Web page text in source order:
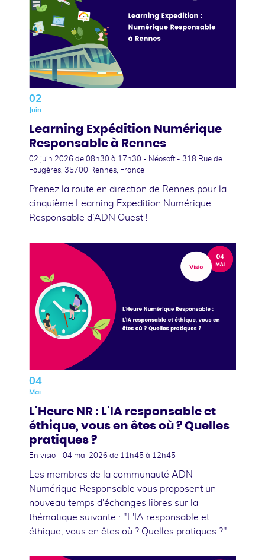
02
Juin
Learning Expédition Numérique
Responsable à Rennes
02 juin 2026 de 08h30 à 17h30 - Néosoft - 318 Rue de
Fougères, 35700 Rennes, France
Prenez la route en direction de Rennes pour la
cinquième Learning Expedition Numérique
Responsable d’ADN Ouest !
04
Mai
L'Heure NR : L'IA responsable et
éthique, vous en êtes où ? Quelles
pratiques ?
En visio - 04 mai 2026 de 11h45 à 12h45
Les membres de la communauté ADN
Numérique Responsable vous proposent un
nouveau temps d'échanges libres sur la
thématique suivante : "L'IA responsable et
éthique, vous en êtes où ? Quelles pratiques ?".